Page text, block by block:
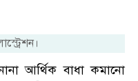
আর্থিক বাধা কমানো